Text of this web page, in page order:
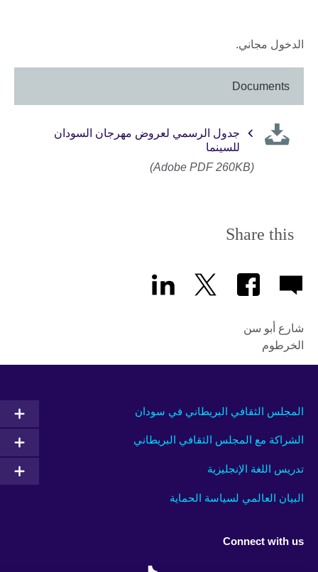
الدخول مجاني.
Documents
جدول الرسمي لعروض مهرجان السودان
للسينما
(Adobe PDF 260KB)
Share this
شارع أبو سن
الخرطوم
المجلس الثقافي البريطاني في سودان
الشراكة مع المجلس الثقافي البريطاني
تدريس اللغة الإنجليزية
البيان العالمي لسياسة الحماية
Connect with us